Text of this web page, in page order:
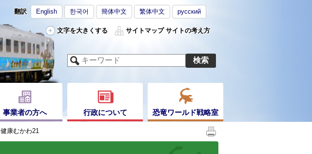
翻訳 English 한국어 簡体中文 繁体中文 русский
文字を大きくする サイトマップ サイトの考え方
事業者の方へ 行政について 恐竜ワールド戦略室
健康むかわ21